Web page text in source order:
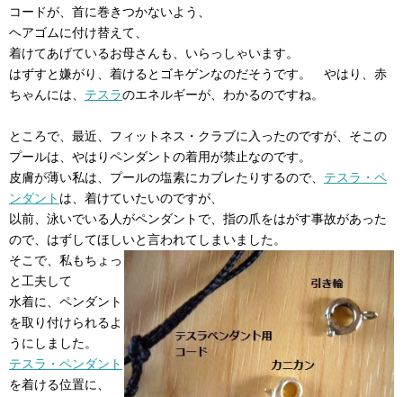
コードが、首に巻きつかないよう、
ヘアゴムに付け替えて、
着けてあげているお母さんも、いらっしゃいます。
はずすと嫌がり、着けるとゴキゲンなのだそうです。 やはり、赤
ちゃんには、 テスラのエネルギーが、わかるのですね。
ところで、最近、フィットネス・クラブに入ったのですが、そこの
プールは、やはりペンダントの着用が禁止なのです。
皮膚が薄い私は、プールの塩素にカブレたりするので、 テスラ・ペ
ンダント は、着けていたいのですが、
以前、泳いでいる人がペンダントで、指の爪をはがす事故があった
ので、はずしてほしいと言われてしまいました。
そこで、私もちょっ
と工夫して
水着に、ペンダント
を取り付けられるよ
うにしました。
テスラ・ペンダント
を着ける位置に、